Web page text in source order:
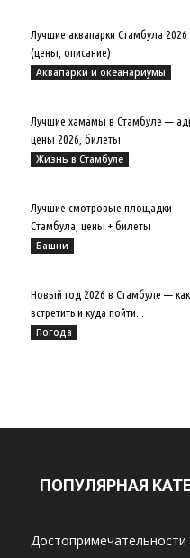
Лучшие аквапарки Стамбула 2026
(цены, описание)
Аквапарки и океанариумы
Лучшие хамамы в Стамбуле —
цены 2026, билеты
Жизнь в Стамбуле
Лучшие смотровые площадки
Стамбула, цены + билеты
Башни
Новый год 2026 в Стамбуле — как
встретить и куда пойти...
Погода
ПОПУЛЯРНАЯ
Достопримечательности